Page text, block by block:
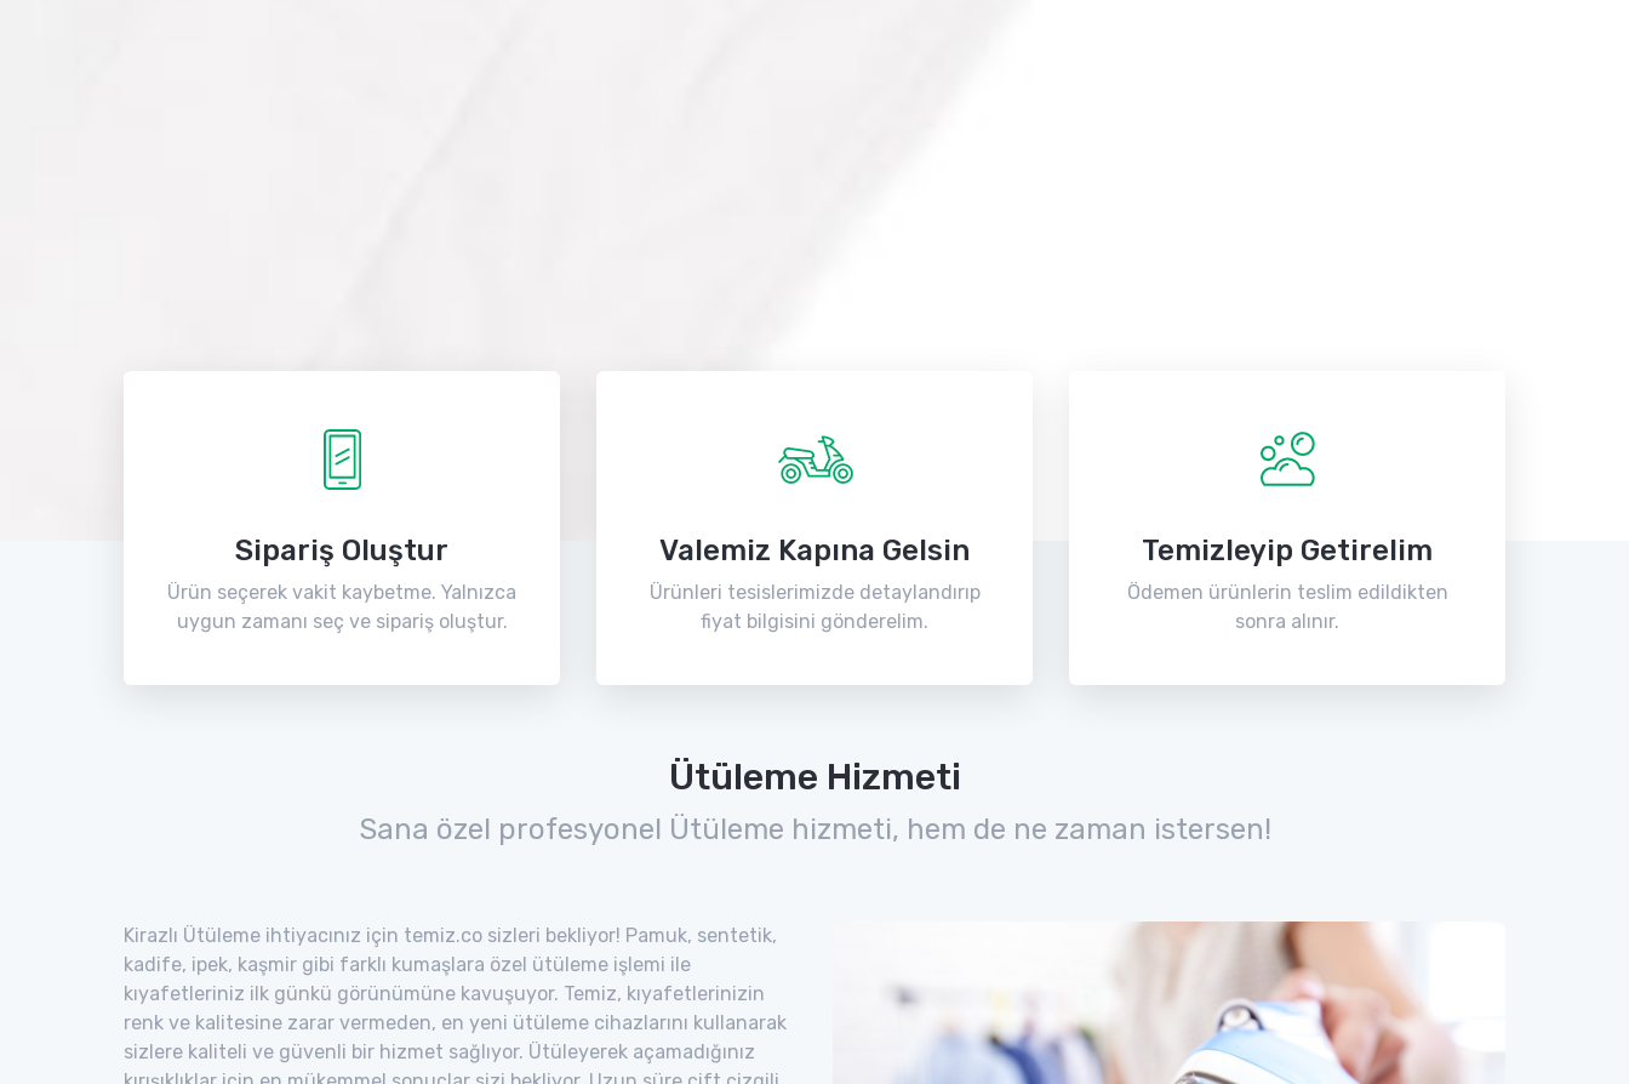
Sipariş Oluştur
Ürün seçerek vakit kaybetme. Yalnızca
uygun zamanı seç ve sipariş oluştur.
Valemiz Kapına Gelsin
Ürünleri tesislerimizde detaylandırıp
fiyat bilgisini gönderelim.
Temizleyip Getirelim
Ödemen ürünlerin teslim edildikten
sonra alınır.
Ütüleme Hizmeti
Sana özel profesyonel Ütüleme hizmeti, hem de ne zaman istersen!
Kirazlı Ütüleme ihtiyacınız için temiz.co sizleri bekliyor! Pamuk, sentetik,
kadife, ipek, kaşmir gibi farklı kumaşlara özel ütüleme işlemi ile
kıyafetleriniz ilk günkü görünümüne kavuşuyor. Temiz, kıyafetlerinizin
renk ve kalitesine zarar vermeden, en yeni ütüleme cihazlarını kullanarak
sizlere kaliteli ve güvenli bir hizmet sağlıyor. Ütüleyerek açamadığınız